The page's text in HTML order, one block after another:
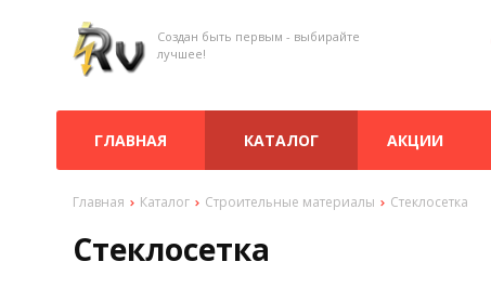
Создан быть первым - выбирайте
лучшее!
ГЛАВНАЯ КАТАЛОГ АКЦИИ
Главная Каталог Строительные материалы Стеклосетка
Стеклосетка